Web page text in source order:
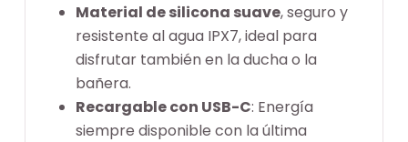
Material de silicona suave, seguro y
resistente al agua IPX7, ideal para
disfrutar también en la ducha o la
bañera.
Recargable con USB-C: Energía
siempre disponible con la última